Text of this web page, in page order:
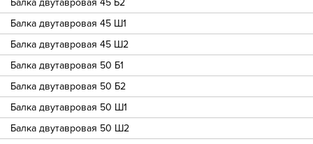
Балка двутавровая 45 Б2
Балка двутавровая 45 Ш1
Балка двутавровая 45 Ш2
Балка двутавровая 50 Б1
Балка двутавровая 50 Б2
Балка двутавровая 50 Ш1
Балка двутавровая 50 Ш2